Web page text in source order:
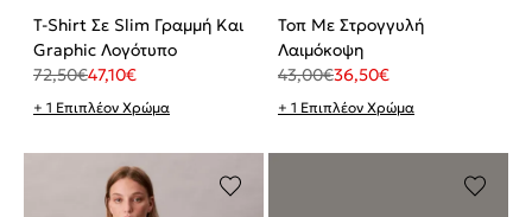
T-Shirt Σε Slim Γραμμή Και
Graphic Λογότυπο
72,50€47,10€
+ 1 Επιπλέον Χρώμα
Τοπ Με Στρογγυλή
Λαιμόκοψη
43,00€36,50€
+ 1 Επιπλέον Χρώμα